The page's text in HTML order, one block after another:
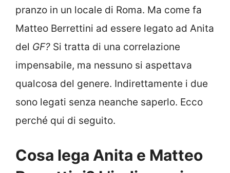
pranzo in un locale di Roma. Ma come fa
Matteo Berrettini ad essere legato ad Anita
del GF? Si tratta di una correlazione
impensabile, ma nessuno si aspettava
qualcosa del genere. Indirettamente i due
sono legati senza neanche saperlo. Ecco
perché qui di seguito.
Cosa lega Anita e Matteo